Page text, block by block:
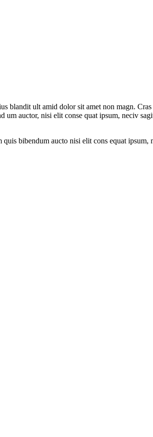
blandit ult amid dolor sit amet non magn.
auctor, nisi elit conse quat ipsum, neciv
bibendum aucto nisi elit cons equat ipsum,